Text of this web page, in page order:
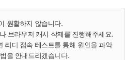
원활하지 않습니다.
브라우저 캐시 삭제를 진행해주세요.
리디 접속 테스트를 통해 원인을 파악
을 안내드리겠습니다.